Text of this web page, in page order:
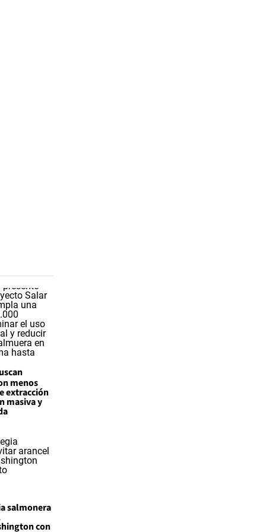
menos
extracción
masiva y
salmonera
con